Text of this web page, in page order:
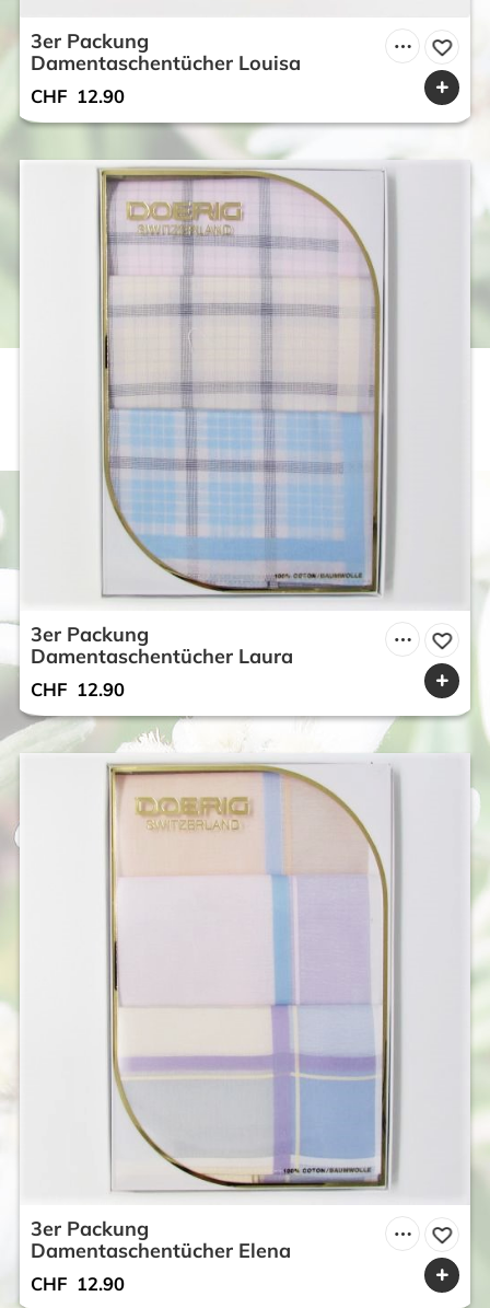
3er Packung
Damentaschentücher Louisa
CHF 12.90
3er Packung
Damentaschentücher Laura
CHF 12.90
3er Packung
Damentaschentücher Elena
CHF 12.90